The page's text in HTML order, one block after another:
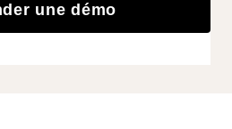
une démo